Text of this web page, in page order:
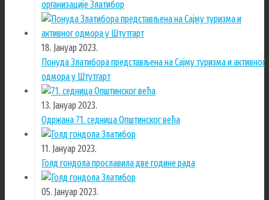
организације Златибор
18. Јануар 2023.
Понуда Златибора представљена на Сајму туризма и активног
одмора у Штутгарт
13. Јануар 2023.
Одржана 71. седница Општинског већа
11. Јануар 2023.
Голд гондола прославила две године рада
05. Јануар 2023.